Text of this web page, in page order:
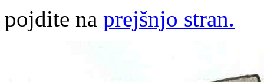
pojdite na prejšnjo stran.